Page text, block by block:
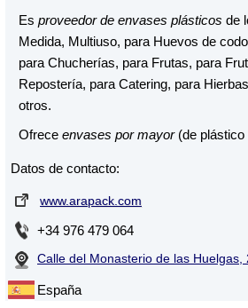
Es proveedor de envases plásticos de
Medida, Multiuso, para Huevos de
para Chucherías, para Frutas, para
Repostería, para Catering, para
otros.
Ofrece envases por mayor(de plástico
Datos de contacto:
www.arapack.com
+34 976 479 064
Calle del Monasterio de las
España